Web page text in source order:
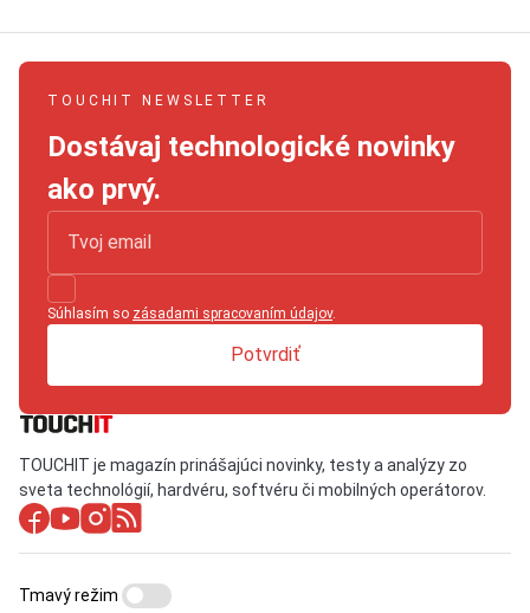
TOUCHIT NEWSLETTER
Dostávaj technologické novinky
ako prvý.
Súhlasím so zásadami spracovaním údajov.
Potvrdiť
TOUCHIT je magazín prinášajúci novinky, testy a analýzy zo
sveta technológií, hardvéru, softvéru či mobilných operátorov.
Tmavý režim